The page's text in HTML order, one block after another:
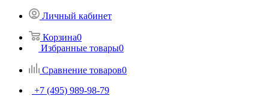
Личный кабинет
Корзина0
Избранные товары0
Сравнение товаров0
+7 (495) 989-98-79